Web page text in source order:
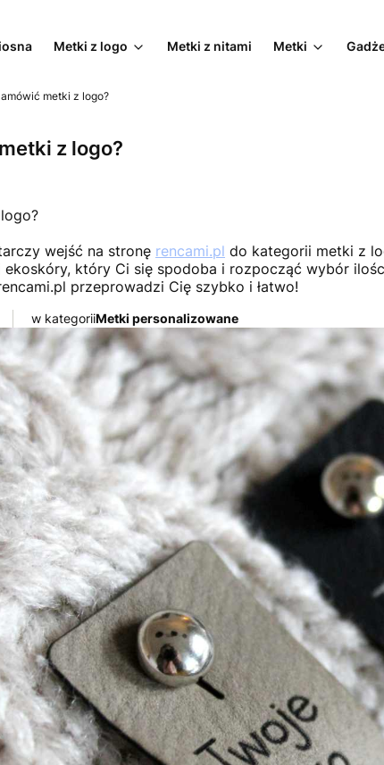
Metki z logo Metki z nitami Metki
metki z logo?
z logo?
wejść na stronę rencami.pl do kategorii metki z
który Ci się spodoba i rozpocząć wybór
przeprowadzi Cię szybko i łatwo!
w kategoriiMetki personalizowane